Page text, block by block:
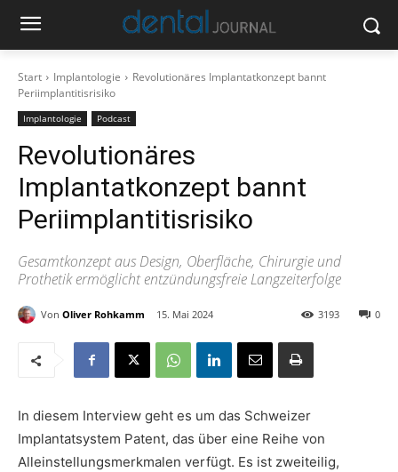
Start Implantologie
Revolutionäres Implantatkonzept bannt
Periimplantitisrisiko
Implantologie Podcast
Revolutionäres
Implantatkonzept bannt
Periimplantitisrisiko
Gesamtkonzept aus Design, Oberfläche, Chirurgie und
Prothetik ermöglicht entzündungsfreie Langzeiterfolge
Von Oliver Rohkamm 15. Mai 2024 0
3193
In diesem Interview geht es um das Schweizer
Implantatsystem Patent, das über eine Reihe von
Alleinstellungsmerkmalen verfügt. Es ist zweiteilig,